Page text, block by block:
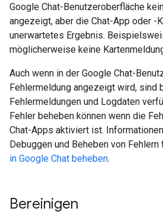
Google Chat-Benutzeroberfläche
angezeigt, aber die Chat-App oder -
unerwartetes Ergebnis.
möglicherweise keine
Auch wenn in der Google Chat-
Fehlermeldung angezeigt wird, sind
Fehlermeldungen und Logdaten
Fehler beheben können wenn die
Chat-Apps aktiviert ist.
Debuggen und Beheben von Fehlern
in Google Chat beheben.
Bereinigen